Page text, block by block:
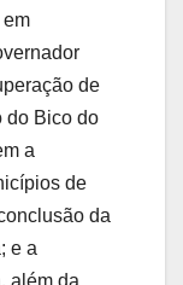
em
de
do Bico do
a
de
da
e a